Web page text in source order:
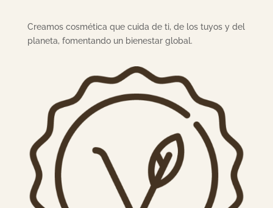
Creamos cosmética que cuida de ti, de los tuyos y del
planeta, fomentando un bienestar global.